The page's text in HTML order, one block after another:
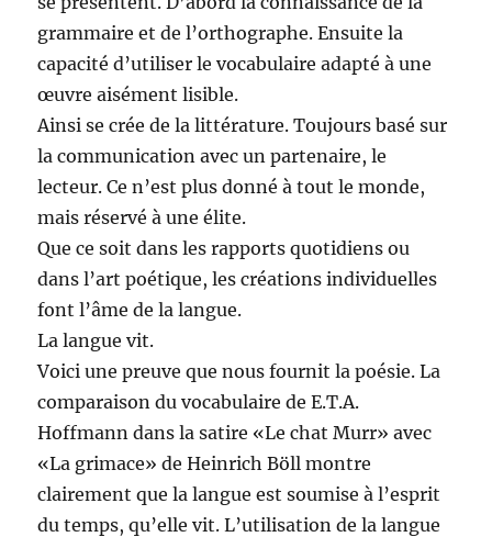
grammaire et de l’orthographe. Ensuite la
capacité d’utiliser le vocabulaire adapté à une
œuvre aisément lisible.
Ainsi se crée de la littérature. Toujours basé sur
la communication avec un partenaire, le
lecteur. Ce n’est plus donné à tout le monde,
mais réservé à une élite.
Que ce soit dans les rapports quotidiens ou
dans l’art poétique, les créations individuelles
font l’âme de la langue.
La langue vit.
Voici une preuve que nous fournit la poésie. La
comparaison du vocabulaire de E.T.A.
Hoffmann dans la satire «Le chat Murr» avec
«La grimace» de Heinrich Böll montre
clairement que la langue est soumise à l’esprit
du temps, qu’elle vit. L’utilisation de la langue